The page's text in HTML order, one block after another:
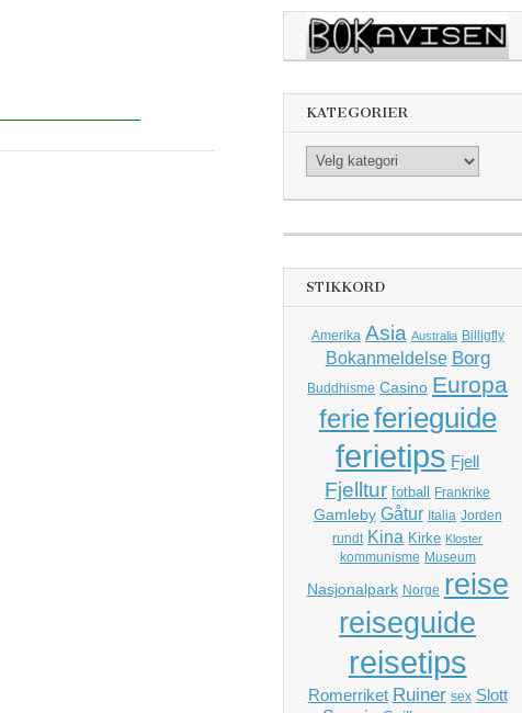
KATEGORIER
Kategorier
STIKKORD
Amerika Asia Australia Billigfly
Bokanmeldelse Borg
Buddhisme Casino Europa
ferieferieguide
ferietips Fjell
Fjelltur fotball Frankrike
Gamleby Gåtur Italia Jorden
rundt Kina Kirke Kloster
kommunisme Museum
Nasjonalpark Norge reise
reiseguide
reisetips
Romerriket Ruiner sex Slott